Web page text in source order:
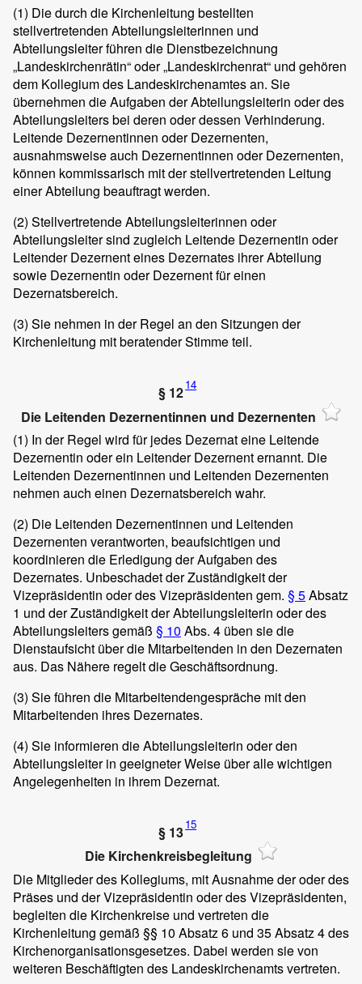
(1) Die durch die Kirchenleitung bestellten
stellvertretenden Abteilungsleiterinnen und
Abteilungsleiter führen die Dienstbezeichnung
„Landeskirchenrätin“ oder „Landeskirchenrat“ und gehören
dem Kollegium des Landeskirchenamtes an. Sie
übernehmen die Aufgaben der Abteilungsleiterin oder des
Abteilungsleiters bei deren oder dessen Verhinderung.
Leitende Dezernentinnen oder Dezernenten,
ausnahmsweise auch Dezernentinnen oder Dezernenten,
können kommissarisch mit der stellvertretenden Leitung
einer Abteilung beauftragt werden.
(2) Stellvertretende Abteilungsleiterinnen oder
Abteilungsleiter sind zugleich Leitende Dezernentin oder
Leitender Dezernent eines Dezernates ihrer Abteilung
sowie Dezernentin oder Dezernent für einen
Dezernatsbereich.
(3) Sie nehmen in der Regel an den Sitzungen der
Kirchenleitung mit beratender Stimme teil.
§ 1214
Die Leitenden Dezernentinnen und Dezernenten
(1) In der Regel wird für jedes Dezernat eine Leitende
Dezernentin oder ein Leitender Dezernent ernannt. Die
Leitenden Dezernentinnen und Leitenden Dezernenten
nehmen auch einen Dezernatsbereich wahr.
(2) Die Leitenden Dezernentinnen und Leitenden
Dezernenten verantworten, beaufsichtigen und
koordinieren die Erledigung der Aufgaben des
Dezernates. Unbeschadet der Zuständigkeit der
Vizepräsidentin oder des Vizepräsidenten gem. § 5Absatz
1 und der Zuständigkeit der Abteilungsleiterin oder des
Abteilungsleiters gemäß § 10 Abs. 4 üben sie die
Dienstaufsicht über die Mitarbeitenden in den Dezernaten
aus. Das Nähere regelt die Geschäftsordnung.
(3) Sie führen die Mitarbeitendengespräche mit den
Mitarbeitenden ihres Dezernates.
(4) Sie informieren die Abteilungsleiterin oder den
Abteilungsleiter in geeigneter Weise über alle wichtigen
Angelegenheiten in ihrem Dezernat.
§ 1315
Die Kirchenkreisbegleitung
Die Mitglieder des Kollegiums, mit Ausnahme der oder des
Präses und der Vizepräsidentin oder des Vizepräsidenten,
begleiten die Kirchenkreise und vertreten die
Kirchenleitung gemäß §§ 10 Absatz 6 und 35 Absatz 4 des
Kirchenorganisationsgesetzes. Dabei werden sie von
weiteren Beschäftigten des Landeskirchenamts vertreten.